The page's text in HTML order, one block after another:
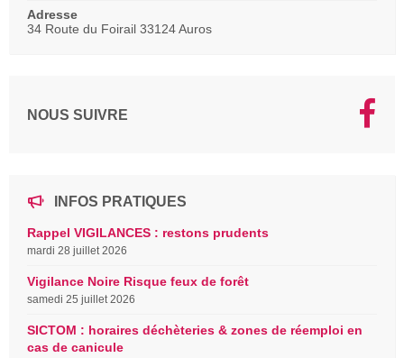
Adresse
34 Route du Foirail 33124 Auros
NOUS SUIVRE
INFOS PRATIQUES
Rappel VIGILANCES : restons prudents
mardi 28 juillet 2026
Vigilance Noire Risque feux de forêt
samedi 25 juillet 2026
SICTOM : horaires déchèteries & zones de réemploi en
cas de canicule